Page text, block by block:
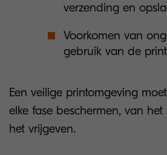
verzending en
Voorkomen van
gebruik van de
Een veilige printomgeving
elke fase beschermen, van
het vrijgeven.